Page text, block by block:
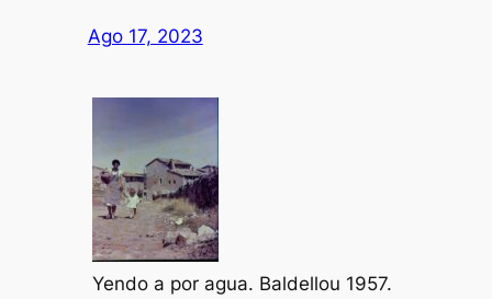
Ago 17, 2023
Yendo a por agua. Baldellou 1957.